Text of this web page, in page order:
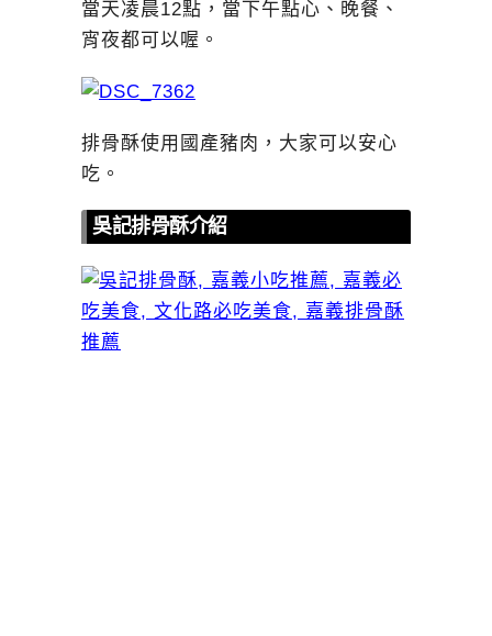
當天凌晨12點，當下午點心、晚餐、
宵夜都可以喔。
排骨酥使用國產豬肉，大家可以安心
吃。
吳記排骨酥介紹